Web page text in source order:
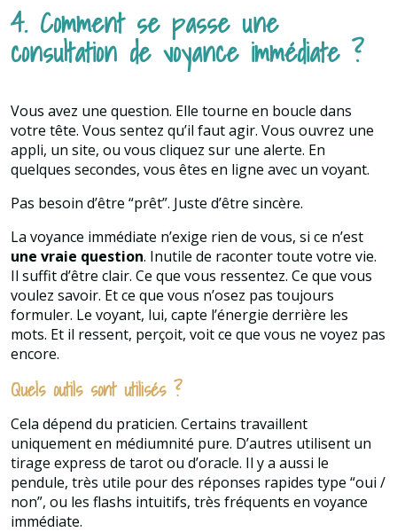
4. Comment se passe une
consultation de voyance immédiate ?
Vous avez une question. Elle tourne en boucle dans
votre tête. Vous sentez qu’il faut agir. Vous ouvrez une
appli, un site, ou vous cliquez sur une alerte. En
quelques secondes, vous êtes en ligne avec un voyant.
Pas besoin d’être “prêt”. Juste d’être sincère.
La voyance immédiate n’exige rien de vous, si ce n’est
une vraie question. Inutile de raconter toute votre vie.
Il suffit d’être clair. Ce que vous ressentez. Ce que vous
voulez savoir. Et ce que vous n’osez pas toujours
formuler. Le voyant, lui, capte l’énergie derrière les
mots. Et il ressent, perçoit, voit ce que vous ne voyez pas
encore.
Quels outils sont utilisés ?
Cela dépend du praticien. Certains travaillent
uniquement en médiumnité pure. D’autres utilisent un
tirage express de tarot ou d’oracle. Il y a aussi le
pendule, très utile pour des réponses rapides type “oui /
non”, ou les flashs intuitifs, très fréquents en voyance
immédiate.